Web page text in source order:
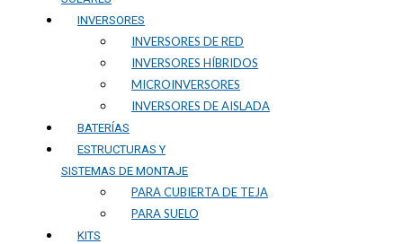
INVERSORES
INVERSORES DE RED
INVERSORES HÍBRIDOS
MICROINVERSORES
INVERSORES DE AISLADA
BATERÍAS
ESTRUCTURAS Y
SISTEMAS DE MONTAJE
PARA CUBIERTA DE TEJA
PARA SUELO
KITS